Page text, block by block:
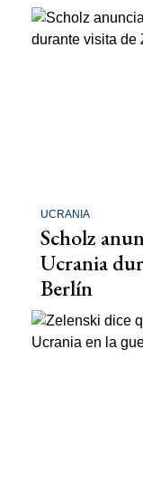
UCRANIA
Scholz
Ucrania
Berlín